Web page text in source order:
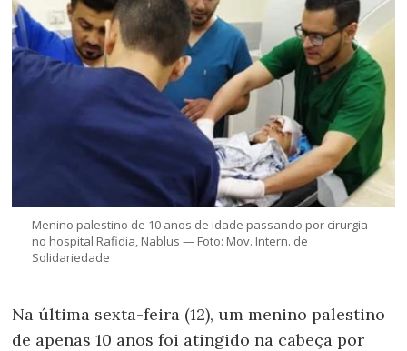
Menino palestino de 10 anos de idade passando por cirurgia
no hospital Rafidia, Nablus — Foto: Mov. Intern. de
Solidariedade
Na última sexta-feira (12), um menino palestino
de apenas 10 anos foi atingido na cabeça por